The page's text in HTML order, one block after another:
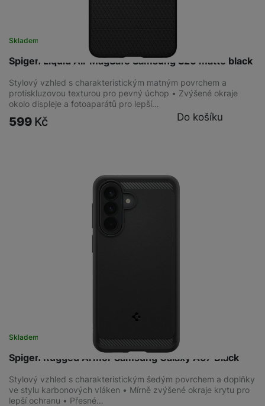
Spigen Liquid Air MagSafe Samsung S26 matte black
Skladem
Stylový vzhled s charakteristickým matným povrchem a
protiskluzovou texturou pro pevný úchop • Zvýšené okraje
okolo displeje a fotoaparátů pro lepší…
599 Kč Do košíku
Spigen Rugged Armor Samsung Galaxy A57 Black
Skladem na prodejně
Stylový vzhled s charakteristickým šedým povrchem a doplňky
ve stylu karbonových vláken • Mírně zvýšené okraje krytu pro
lepší ochranu • Přesné…